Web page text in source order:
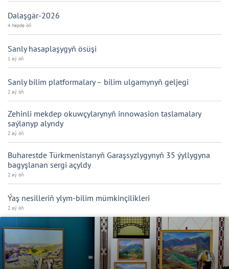
Dalaşgär-2026
4 hepde öň
Sanly hasaplaşygyň ösüşi
1 aý öň
Sanly bilim platformalary – bilim ulgamynyň geljegi
2 aý öň
Zehinli mekdep okuwçylarynyň innowasion taslamalary
saýlanyp alyndy
2 aý öň
Buharestde Türkmenistanyň Garaşsyzlygynyň 35 ýyllygyna
bagyşlanan sergi açyldy
2 aý öň
Ýaş nesilleriň ylym-bilim mümkinçilikleri
2 aý öň